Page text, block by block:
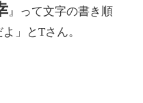
』って文字の書き順
」とTさん。